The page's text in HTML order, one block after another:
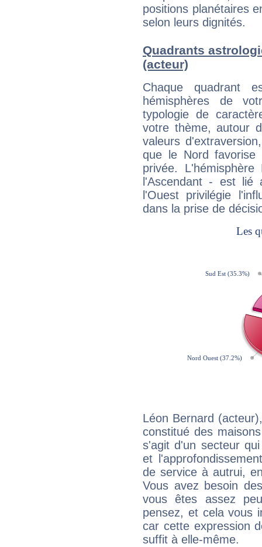
positions planétaires
selon leurs dignités.
Quadrants
(acteur)
Chaque quadrant
hémisphères de
typologie de
votre thème, autour
valeurs
que le Nord favorise
privée.
l'Ascendant - est
l'Ouest privilégie
dans la prise de
Léon Bernard
constitué des
s'agit d'un secteur
et
de service à autrui,
Vous avez besoin
vous êtes assez
pensez, et cela vous
car cette expression
suffit à elle-même.